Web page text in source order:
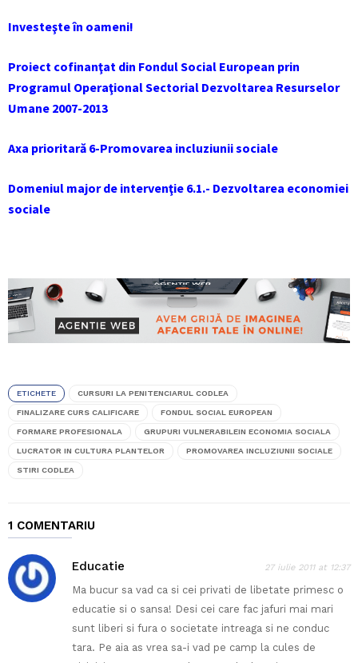
Investeşte în oameni!
Proiect cofinanţat din Fondul Social European prin
Programul Operaţional Sectorial Dezvoltarea Resurselor
Umane 2007-2013
Axa prioritară 6-Promovarea incluziunii sociale
Domeniul major de intervenţie 6.1.- Dezvoltarea economiei
sociale
ETICHETE CURSURI LA PENITENCIARUL CODLEA
FINALIZARE CURS CALIFICARE FONDUL SOCIAL EUROPEAN
FORMARE PROFESIONALA GRUPURI VULNERABILEIN ECONOMIA SOCIALA
LUCRATOR IN CULTURA PLANTELOR PROMOVAREA INCLUZIUNII SOCIALE
STIRI CODLEA
1 COMENTARIU
Educatie 27 iulie 2011 at 12:37
Ma bucur sa vad ca si cei privati de libetate primesc o
educatie si o sansa! Desi cei care fac jafuri mai mari
sunt liberi si fura o societate intreaga si ne conduc
tara. Pe aia as vrea sa-i vad pe camp la cules de